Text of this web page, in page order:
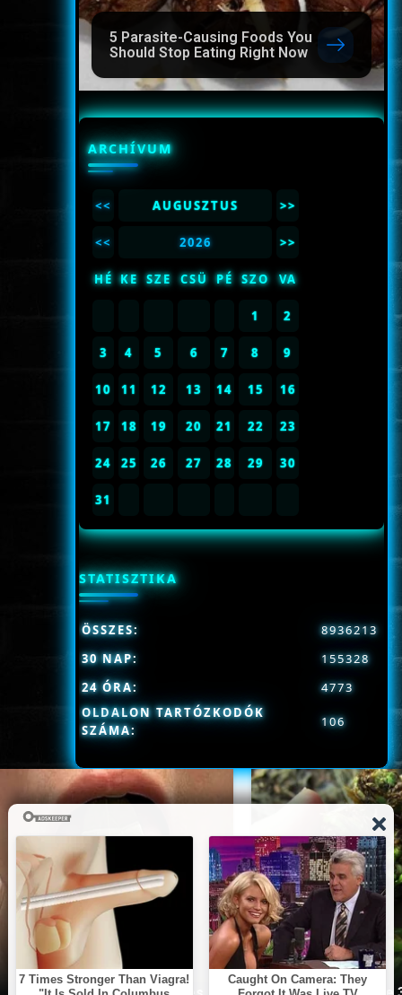
5 Parasite-Causing Foods You
Should Stop Eating Right Now
ARCHÍVUM
<< AUGUSZTUS >>
<< 2026 >>
HÉ KE SZE CSÜ PÉ SZO VA
1 2
3 4 5 6 7 8 9
10 11 12 13 14 15 16
17 18 19 20 21 22 23
24 25 26 27 28 29 30
31
STATISZTIKA
OLDALON TARTÓZKODÓK
SZÁMA:
106
ÖSSZES:
8936213
30 NAP:
155328
24 ÓRA:
4773